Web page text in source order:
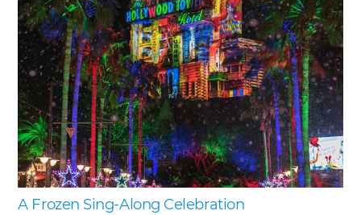
A Frozen Sing-Along Celebration